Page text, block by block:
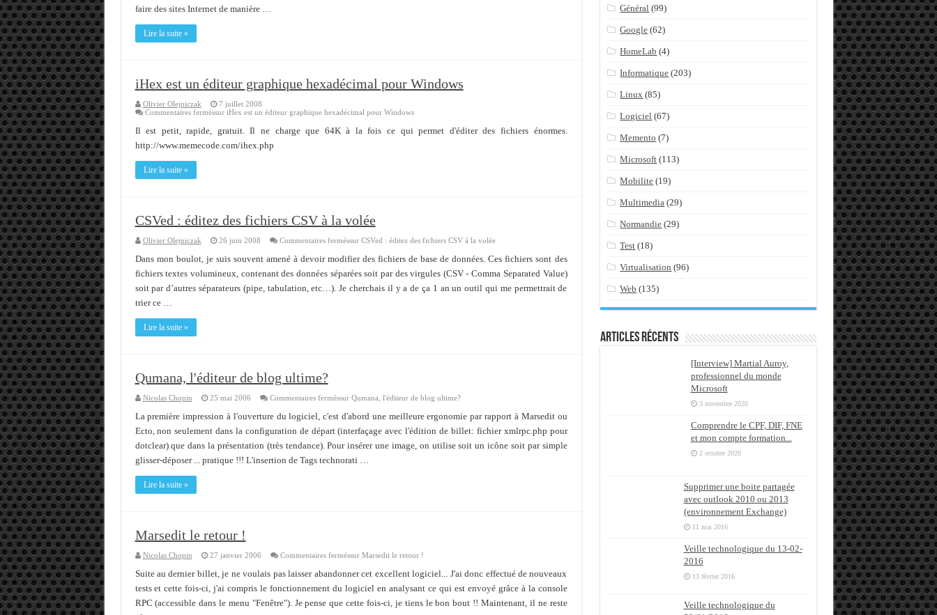
Memento - Centos revenir en arrière après un yum update
faire des sites Internet de manière …
Lire la suite »
iHex est un éditeur graphique hexadécimal pour Windows
Olivier Olejniczak
7 juillet 2008
Commentaires ferméssur iHex est un éditeur graphique hexadécimal pour Windows
Il est petit, rapide, gratuit. Il ne charge que 64K à la fois ce qui permet d'éditer des fichiers énormes.
http://www.memecode.com/ihex.php
Lire la suite »
CSVed : éditez des fichiers CSV à la volée
Olivier Olejniczak 26 juin 2008 Commentaires ferméssur CSVed : éditez des fichiers CSV à la volée
Dans mon boulot, je suis souvent amené à devoir modifier des fichiers de base de données. Ces fichiers sont des
fichiers textes volumineux, contenant des données séparées soit par des virgules (CSV - Comma Separated Value)
soit par d’autres séparateurs (pipe, tabulation, etc…). Je cherchais il y a de ça 1 an un outil qui me permettrait de
trier ce …
Lire la suite »
Qumana, l'éditeur de blog ultime?
Nicolas Chopin 25 mai 2006 Commentaires ferméssur Qumana, l'éditeur de blog ultime?
La première impression à l'ouverture du logiciel, c'est d'abord une meilleure ergonomie par rapport à Marsedit ou
Ecto, non seulement dans la configuration de départ (interfaçage avec l'édition de billet: fichier xmlrpc.php pour
dotclear) que dans la présentation (très tendance). Pour insérer une image, on utilise soit un icône soit par simple
glisser-déposer ... pratique !!! L'insertion de Tags technorati …
Lire la suite »
Marsedit le retour !
Nicolas Chopin 27 janvier 2006 Commentaires ferméssur Marsedit le retour !
Suite au dernier billet, je ne voulais pas laisser abandonner cet excellent logiciel... J'ai donc effectué de nouveaux
tests et cette fois-ci, j'ai compris le fonctionnement du logiciel en analysant ce qui est envoyé grâce à la console
RPC (accessible dans le menu "Fenêtre"). Je pense que cette fois-ci, je tiens le bon bout !! Maintenant, il ne reste
Général (99)
Google (62)
HomeLab (4)
Informatique (203)
Linux (85)
Logiciel (67)
Memento (7)
Microsoft (113)
Mobilite (19)
Multimedia (29)
Normandie (29)
Test (18)
Virtualisation (96)
Web (135)
Articles récents
[Interview] Martial Auroy,
professionnel du monde
Microsoft
3 novembre 2020
Comprendre le CPF, DIF, FNE
et mon compte formation...
2 octobre 2020
Supprimer une boite partagée
avec outlook 2010 ou 2013
(environnement Exchange)
11 mai 2016
Veille technologique du 13-02-
2016
13 février 2016
Veille technologique du